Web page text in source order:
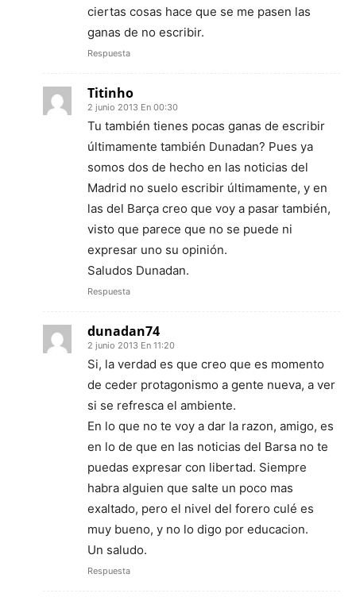
ciertas cosas hace que se me pasen las
ganas de no escribir.
Respuesta
Titinho
2 junio 2013 En 00:30
Tu también tienes pocas ganas de escribir
últimamente también Dunadan? Pues ya
somos dos de hecho en las noticias del
Madrid no suelo escribir últimamente, y en
las del Barça creo que voy a pasar también,
visto que parece que no se puede ni
expresar uno su opinión.
Saludos Dunadan.
Respuesta
dunadan74
2 junio 2013 En 11:20
Si, la verdad es que creo que es momento
de ceder protagonismo a gente nueva, a ver
si se refresca el ambiente.
En lo que no te voy a dar la razon, amigo, es
en lo de que en las noticias del Barsa no te
puedas expresar con libertad. Siempre
habra alguien que salte un poco mas
exaltado, pero el nivel del forero culé es
muy bueno, y no lo digo por educacion.
Un saludo.
Respuesta